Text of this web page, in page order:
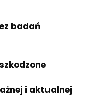
badań
i aktualnej